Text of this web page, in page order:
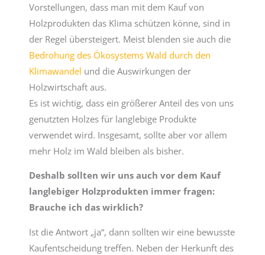
Vorstellungen, dass man mit dem Kauf von
Holzprodukten das Klima schützen könne, sind in
der Regel übersteigert. Meist blenden sie auch die
Bedrohung des Ökosystems Wald durch den
Klimawandel und die Auswirkungen der
Holzwirtschaft aus.
Es ist wichtig, dass ein größerer Anteil des von uns
genutzten Holzes für langlebige Produkte
verwendet wird. Insgesamt, sollte aber vor allem
mehr Holz im Wald bleiben als bisher.
Deshalb sollten wir uns auch vor dem Kauf
langlebiger Holzprodukten immer fragen:
Brauche ich das wirklich?
Ist die Antwort „ja“, dann sollten wir eine bewusste
Kaufentscheidung treffen. Neben der Herkunft des